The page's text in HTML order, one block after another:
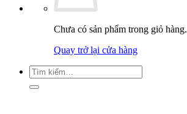
Chưa có sản phẩm trong giỏ hàng.
Quay trở lại cửa hàng
Tìm
kiếm: